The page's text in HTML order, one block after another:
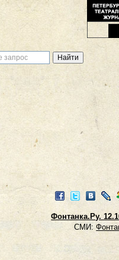
Facebook
Twitter
Фонтанка.Ру.
СМИ: